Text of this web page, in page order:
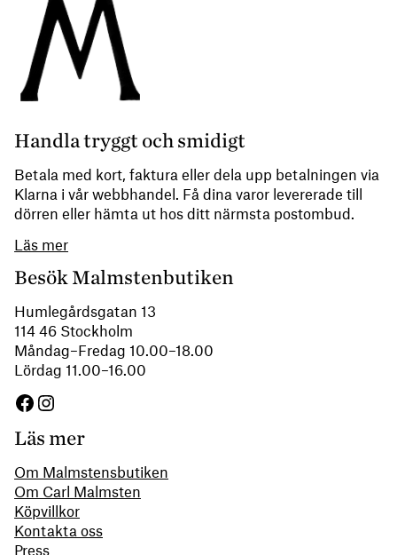
Handla tryggt och smidigt
Betala med kort, faktura eller dela upp betalningen via
Klarna i vår webbhandel. Få dina varor levererade till
dörren eller hämta ut hos ditt närmsta postombud.
Läs mer
Besök Malmstenbutiken
Humlegårdsgatan 13
114 46 Stockholm
Måndag–Fredag 10.00–18.00
Lördag 11.00–16.00
Facebook
Instagram
Läs mer
Om Malmstensbutiken
Om Carl Malmsten
Köpvillkor
Kontakta oss
Press